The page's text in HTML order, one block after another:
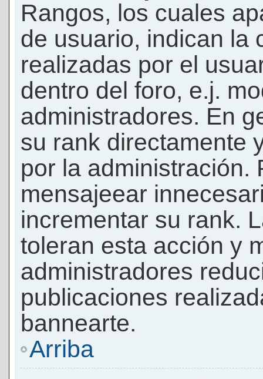
Rangos, los cuales
de usuario, indican la
realizadas por el
dentro del foro, e.j.
administradores. En
su rank directamente
por la administración.
mensajeear
incrementar su rank.
toleran esta acción y
administradores
publicaciones
bannearte.
Arriba